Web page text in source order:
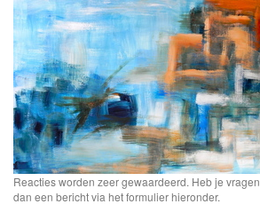
Reacties worden zeer gewaardeerd. Heb je
dan een bericht via het formulier hieronder.